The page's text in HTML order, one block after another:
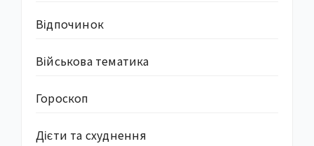
Відпочинок
Військова тематика
Гороскоп
Дієти та схуднення